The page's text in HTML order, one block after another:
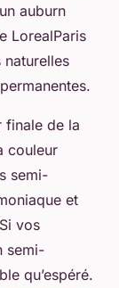
auburn
LorealParis
finale de la
couleur
semi-
et
vos
semi-
qu’espéré.